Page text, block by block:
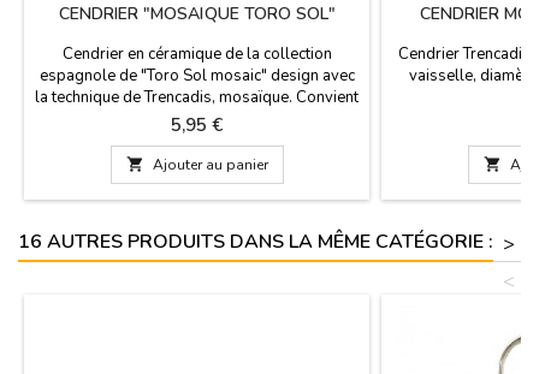
CENDRIER "MOSAÏQUE TORO SOL"
Cendrier en céramique de la collection
espagnole de "Toro Sol mosaic" design avec
la technique de Trencadis, mosaïque. Convient
au lavage de la vaisselle. Fabriqué en
Espagne. Mesures: 10 cm x 3 cm
Prix
5,95 €
 Ajouter au panier
CENDRIER
Cendrier
vaisselle,

16 AUTRES PRODUITS DANS LA MÊME CATÉGORIE : >
<